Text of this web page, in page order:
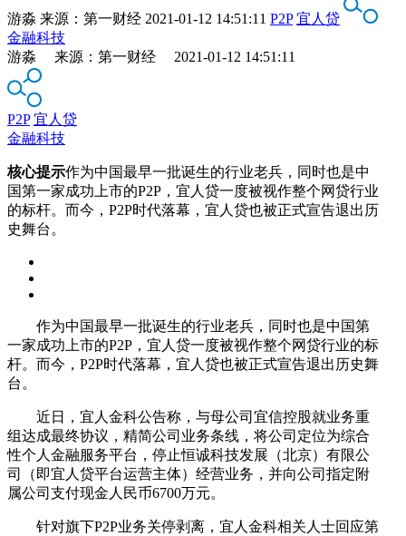
游淼 来源： 第一财经 2021-01-12 14:51:11 P2P 宜人贷
金融科技
游淼 来源：第一财经 2021-01-12 14:51:11
P2P 宜人贷
金融科技
核心提示作为中国最早一批诞生的行业老兵，同时也是中
国第一家成功上市的P2P，宜人贷一度被视作整个网贷行业
的标杆。而今，P2P时代落幕，宜人贷也被正式宣告退出历
史舞台。
作为中国最早一批诞生的行业老兵，同时也是中国第
一家成功上市的P2P，宜人贷一度被视作整个网贷行业的标
杆。而今，P2P时代落幕，宜人贷也被正式宣告退出历史舞
台。
近日，宜人金科公告称，与母公司宜信控股就业务重
组达成最终协议，精简公司业务条线，将公司定位为综合
性个人金融服务平台，停止恒诚科技发展（北京）有限公
司（即宜人贷平台运营主体）经营业务，并向公司指定附
属公司支付现金人民币6700万元。
针对旗下P2P业务关停剥离，宜人金科相关人士回应第